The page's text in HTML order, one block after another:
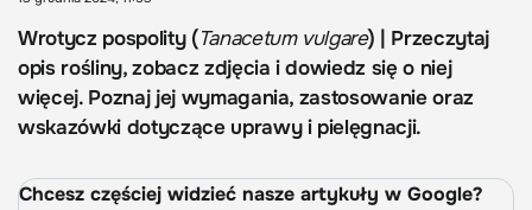
Wrotycz pospolity (Tanacetum vulgare) | Przeczytaj
opis rośliny, zobacz zdjęcia i dowiedz się o niej
więcej. Poznaj jej wymagania, zastosowanie oraz
wskazówki dotyczące uprawy i pielęgnacji.
Chcesz częściej widzieć nasze artykuły w Google?